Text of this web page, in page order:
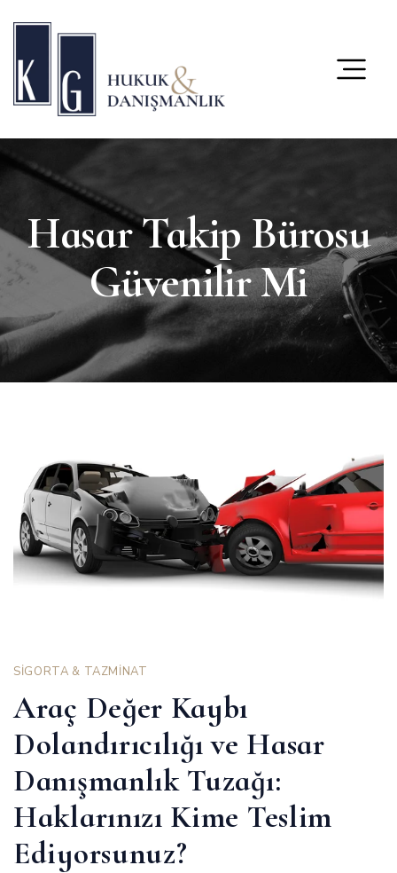
Hasar Takip Bürosu
Güvenilir Mi
SİGORTA & TAZMİNAT
Araç Değer Kaybı
Dolandırıcılığı ve Hasar
Danışmanlık Tuzağı:
Haklarınızı Kime Teslim
Ediyorsunuz?